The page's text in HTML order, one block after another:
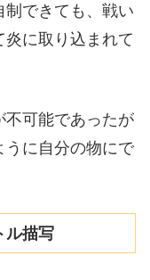
制できても、戦い
に取り込まれて
不可能であったが
うに自分の物にで
ル描写